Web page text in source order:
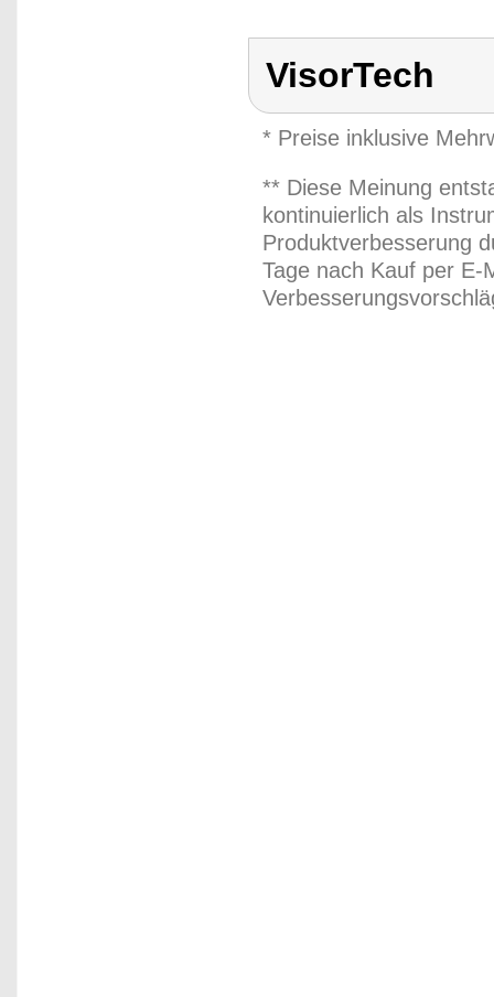
VisorTech
* Preise inklusive
** Diese Meinung
kontinuierlich als
Produktverbesserung
Tage nach Kauf per E-